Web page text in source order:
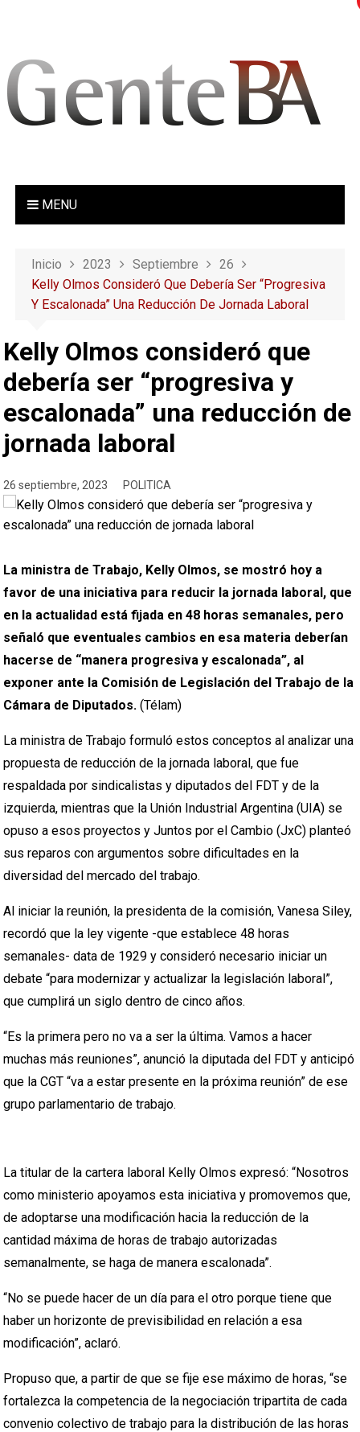
MENU
Inicio 2023 Septiembre
26
Kelly Olmos Consideró Que Debería Ser “progresiva
Y Escalonada” Una Reducción De Jornada Laboral
Kelly Olmos consideró que
debería ser “progresiva y
escalonada” una reducción de
jornada laboral
26 septiembre, 2023 POLITICA
La ministra de Trabajo, Kelly Olmos, se mostró hoy a
favor de una iniciativa para reducir la jornada laboral, que
en la actualidad está fijada en 48 horas semanales, pero
señaló que eventuales cambios en esa materia deberían
hacerse de “manera progresiva y escalonada”, al
exponer ante la Comisión de Legislación del Trabajo de la
Cámara de Diputados. (Télam)
La ministra de Trabajo formuló estos conceptos al analizar una
propuesta de reducción de la jornada laboral, que fue
respaldada por sindicalistas y diputados del FDT y de la
izquierda, mientras que la Unión Industrial Argentina (UIA) se
opuso a esos proyectos y Juntos por el Cambio (JxC) planteó
sus reparos con argumentos sobre dificultades en la
diversidad del mercado del trabajo.
Al iniciar la reunión, la presidenta de la comisión, Vanesa Siley,
recordó que la ley vigente -que establece 48 horas
semanales- data de 1929 y consideró necesario iniciar un
debate “para modernizar y actualizar la legislación laboral”,
que cumplirá un siglo dentro de cinco años.
“Es la primera pero no va a ser la última. Vamos a hacer
muchas más reuniones”, anunció la diputada del FDT y anticipó
que la CGT “va a estar presente en la próxima reunión” de ese
grupo parlamentario de trabajo.
La titular de la cartera laboral Kelly Olmos expresó: “Nosotros
como ministerio apoyamos esta iniciativa y promovemos que,
de adoptarse una modificación hacia la reducción de la
cantidad máxima de horas de trabajo autorizadas
semanalmente, se haga de manera escalonada”.
“No se puede hacer de un día para el otro porque tiene que
haber un horizonte de previsibilidad en relación a esa
modificación”, aclaró.
Propuso que, a partir de que se fije ese máximo de horas, “se
fortalezca la competencia de la negociación tripartita de cada
convenio colectivo de trabajo para la distribución de las horas